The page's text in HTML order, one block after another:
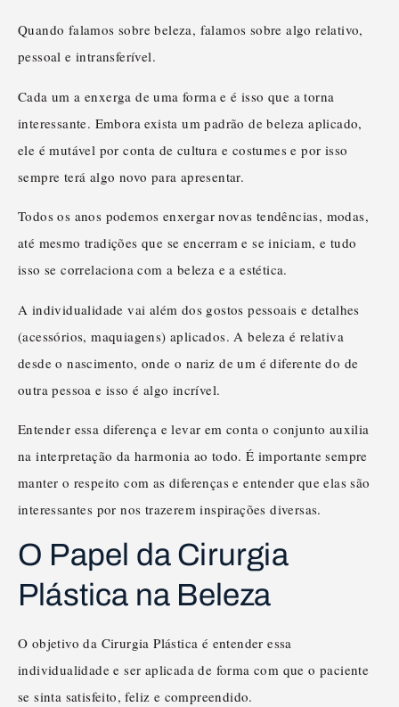
Quando falamos sobre beleza, falamos sobre algo relativo,
pessoal e intransferível.
Cada um a enxerga de uma forma e é isso que a torna
interessante. Embora exista um padrão de beleza aplicado,
ele é mutável por conta de cultura e costumes e por isso
sempre terá algo novo para apresentar.
Todos os anos podemos enxergar novas tendências, modas,
até mesmo tradições que se encerram e se iniciam, e tudo
isso se correlaciona com a beleza e a estética.
A individualidade vai além dos gostos pessoais e detalhes
(acessórios, maquiagens) aplicados. A beleza é relativa
desde o nascimento, onde o nariz de um é diferente do de
outra pessoa e isso é algo incrível.
Entender essa diferença e levar em conta o conjunto auxilia
na interpretação da harmonia ao todo. É importante sempre
manter o respeito com as diferenças e entender que elas são
interessantes por nos trazerem inspirações diversas.
O Papel da Cirurgia
Plástica na Beleza
O objetivo da Cirurgia Plástica é entender essa
individualidade e ser aplicada de forma com que o paciente
se sinta satisfeito, feliz e compreendido.